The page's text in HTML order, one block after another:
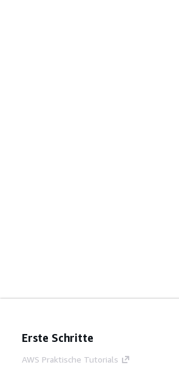
Erste Schritte
AWS Praktische Tutorials